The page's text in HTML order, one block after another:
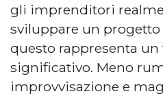
gli imprenditori
sviluppare un
questo rappresenta
significativo. Meno
improvvisazione e